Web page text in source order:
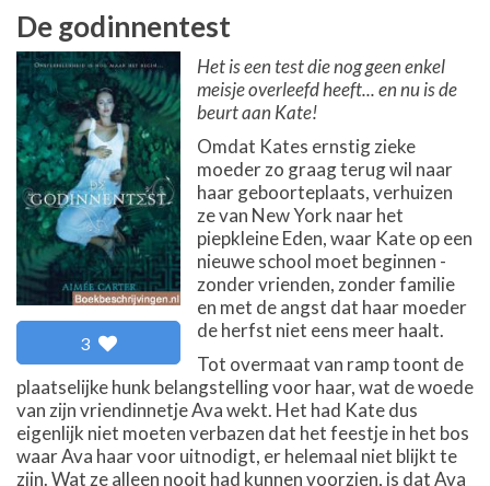
De godinnentest
3
Het is een test die nog geen enkel
meisje overleefd heeft... en nu is de
beurt aan Kate!
Omdat Kates ernstig zieke
moeder zo graag terug wil naar
haar geboorteplaats, verhuizen
ze van New York naar het
piepkleine Eden, waar Kate op een
nieuwe school moet beginnen -
zonder vrienden, zonder familie
en met de angst dat haar moeder
de herfst niet eens meer haalt.
Tot overmaat van ramp toont de
plaatselijke hunk belangstelling voor haar, wat de woede
van zijn vriendinnetje Ava wekt. Het had Kate dus
eigenlijk niet moeten verbazen dat het feestje in het bos
waar Ava haar voor uitnodigt, er helemaal niet blijkt te
zijn. Wat ze alleen nooit had kunnen voorzien, is dat Ava